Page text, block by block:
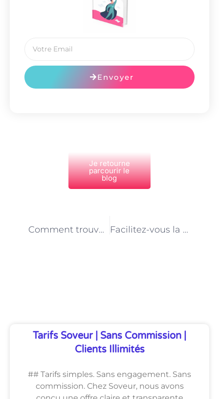
Envoyer
Je retourne
parcourir le
blog
Comment trouver les meilleurs praticiens en auriculothérapie à Paris ? Facilitez-vous la vie avec les plateformes telles que Soveur.com ou Doctolib : Comment prendre rendez-vous chez votre médecin en quelques clics
Tarifs Soveur | Sans Commission |
Clients Illimités
## Tarifs simples. Sans engagement. Sans
commission. Chez Soveur, nous avons